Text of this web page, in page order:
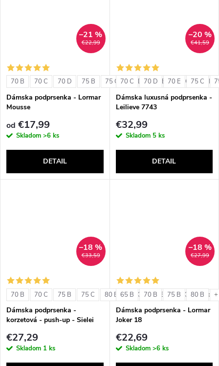
€22,99
–21 %
70 B 70 C 70 D 75 B 75 C 75 D 80 B 80 C 80 D
Dámska podprsenka - Lormar
Mousse
od €17,99
Skladom >6 ks
DETAIL
€41,59
–20 %
70 C 70 D 70 E 75 C
Dámska luxusná podprsenka -
Leilieve 7743
€32,99
Skladom 5 ks
DETAIL
€33,59
–18 %
70 B 70 C 75 B 75 C 80 B 80 C 85 B 85 C +
Dámska podprsenka -
korzetová - push-up - Sielei
€27,29
Skladom 1 ks
€27,99
–18 %
65 B 70 B 75 B 80 B
Dámska podprsenka - Lormar
Joker 18
€22,69
Skladom >6 ks